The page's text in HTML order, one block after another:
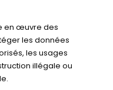
en œuvre des
les données
les usages
illégale ou